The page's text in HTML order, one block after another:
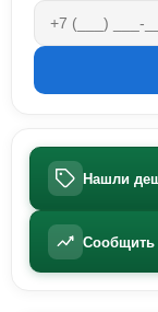
Нашли
Сообщить